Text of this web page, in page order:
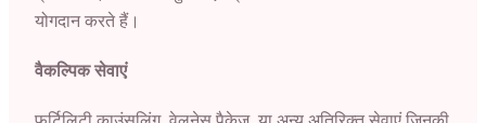
योगदान करते हैं।
वैकल्पिक सेवाएं